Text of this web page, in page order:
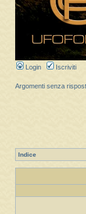
Login Iscriviti
Argomenti senza
Indice